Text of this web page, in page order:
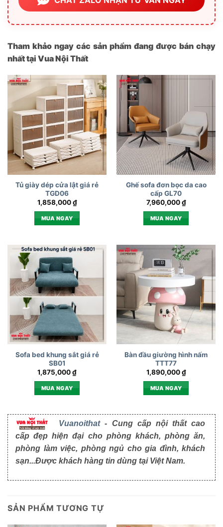
Tham khảo ngay các sản phẩm đang được bán chạy
nhất tại Vua Nội Thất
Tủ giày dép cửa lật giá rẻ
TGD06
1,858,000₫
MUA NGAY
Ghế sofa đơn bọc da cao
cấp GL70
7,960,000₫
MUA NGAY
Sofa bed khung sắt giá rẻ
SB01
1,875,000₫
MUA NGAY
Bàn đầu giường hình nấm
TTT77
1,890,000₫
MUA NGAY
Vuanoithat- Cung cấp nội thất cao
cấp đẹp hiện đại cho phòng khách, phòng ăn,
phòng làm việc, phòng ngủ cho gia đình, khách
sạn...Được khách hàng tin dùng tại Việt Nam.
SẢN PHẨM TƯƠNG TỰ